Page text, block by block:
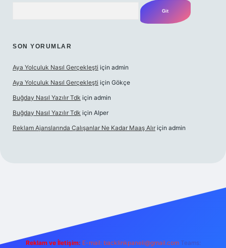
SON YORUMLAR
Aya Yolculuk Nasıl Gerçekleşti için admin
Aya Yolculuk Nasıl Gerçekleşti için Gökçe
Buğday Nasıl Yazılır Tdk için admin
Buğday Nasıl Yazılır Tdk için Alper
Reklam Ajanslarında Çalışanlar Ne Kadar Maaş Alır için admin
Reklam ve İletişim: E-mail: backlinkpaneli@gmail.com Teams: